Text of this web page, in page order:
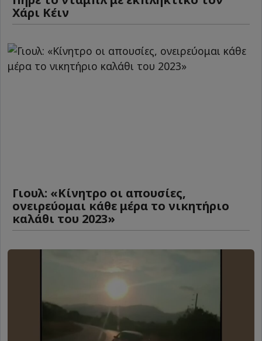
Χάρι Κέιν
Γιουλ: «Κίνητρο οι απουσίες,
ονειρεύομαι κάθε μέρα το νικητήριο
καλάθι του 2023»